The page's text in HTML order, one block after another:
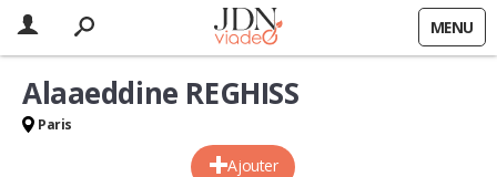
MENU
Ajouter
Alaaeddine REGHISS
Paris